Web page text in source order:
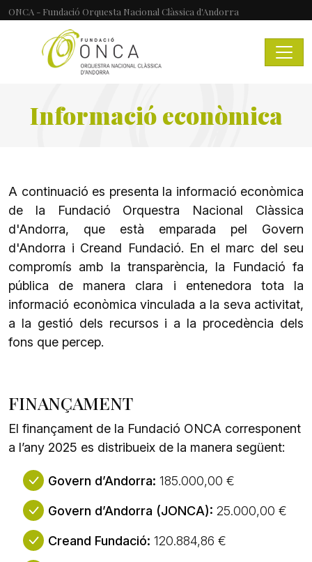
ONCA - Fundació Orquesta Nacional Clàssica d'Andorra
Informació econòmica
A continuació es presenta la informació econòmica
de la Fundació Orquestra Nacional Clàssica
d'Andorra, que està emparada pel Govern
d'Andorra i Creand Fundació. En el marc del seu
compromís amb la transparència, la Fundació fa
pública de manera clara i entenedora tota la
informació econòmica vinculada a la seva activitat,
a la gestió dels recursos i a la procedència dels
fons que percep.
FINANÇAMENT
El finançament de la Fundació ONCA corresponent
a l’any 2025 es distribueix de la manera següent:
Govern d’Andorra: 185.000,00 €
Govern d’Andorra (JONCA): 25.000,00 €
Creand Fundació: 120.884,86 €